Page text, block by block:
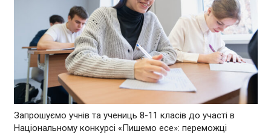
Запрошуємо учнів та учениць 8-11 класів до участі в
Національному конкурсі «Пишемо есе»: переможці